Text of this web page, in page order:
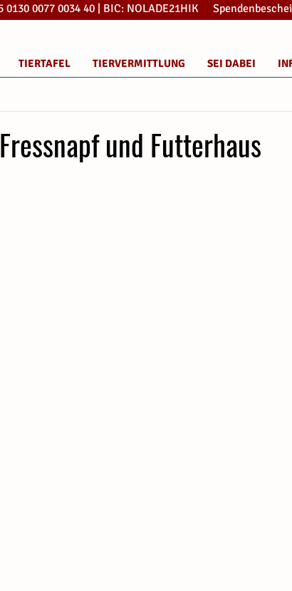
0130 0077 0034 40 | BIC: NOLADE21HIK
TIERTAFEL TIERVERMITTLUNG SEI DABEI
und Futterhaus